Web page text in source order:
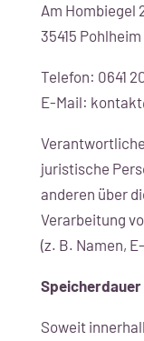
Am Hombiegel
35415 Pohlheim
Telefon: 0641
E-Mail:
juristische
anderen über
Verarbeitung
(z. B. Namen,
Speicherdauer
Soweit